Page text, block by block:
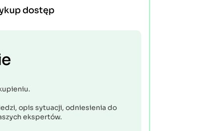
dostęp
opis sytuacji, odniesienia do
ekspertów.